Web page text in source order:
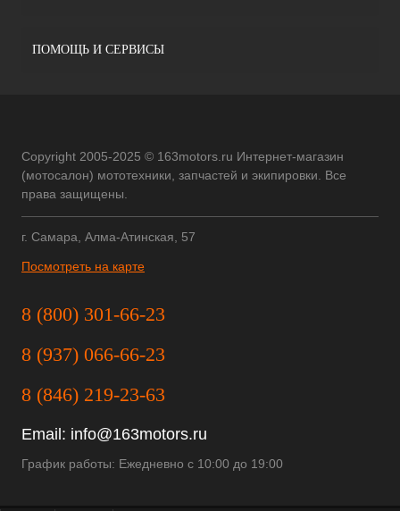
ПОМОЩЬ И СЕРВИСЫ
Copyright 2005-2025 © 163motors.ru Интернет-магазин
(мотосалон) мототехники, запчастей и экипировки. Все
права защищены.
г. Самара, Алма-Атинская, 57
Посмотреть на карте
8 (800) 301-66-23
8 (937) 066-66-23
8 (846) 219-23-63
Email: info@163motors.ru
График работы: Ежедневно с 10:00 до 19:00